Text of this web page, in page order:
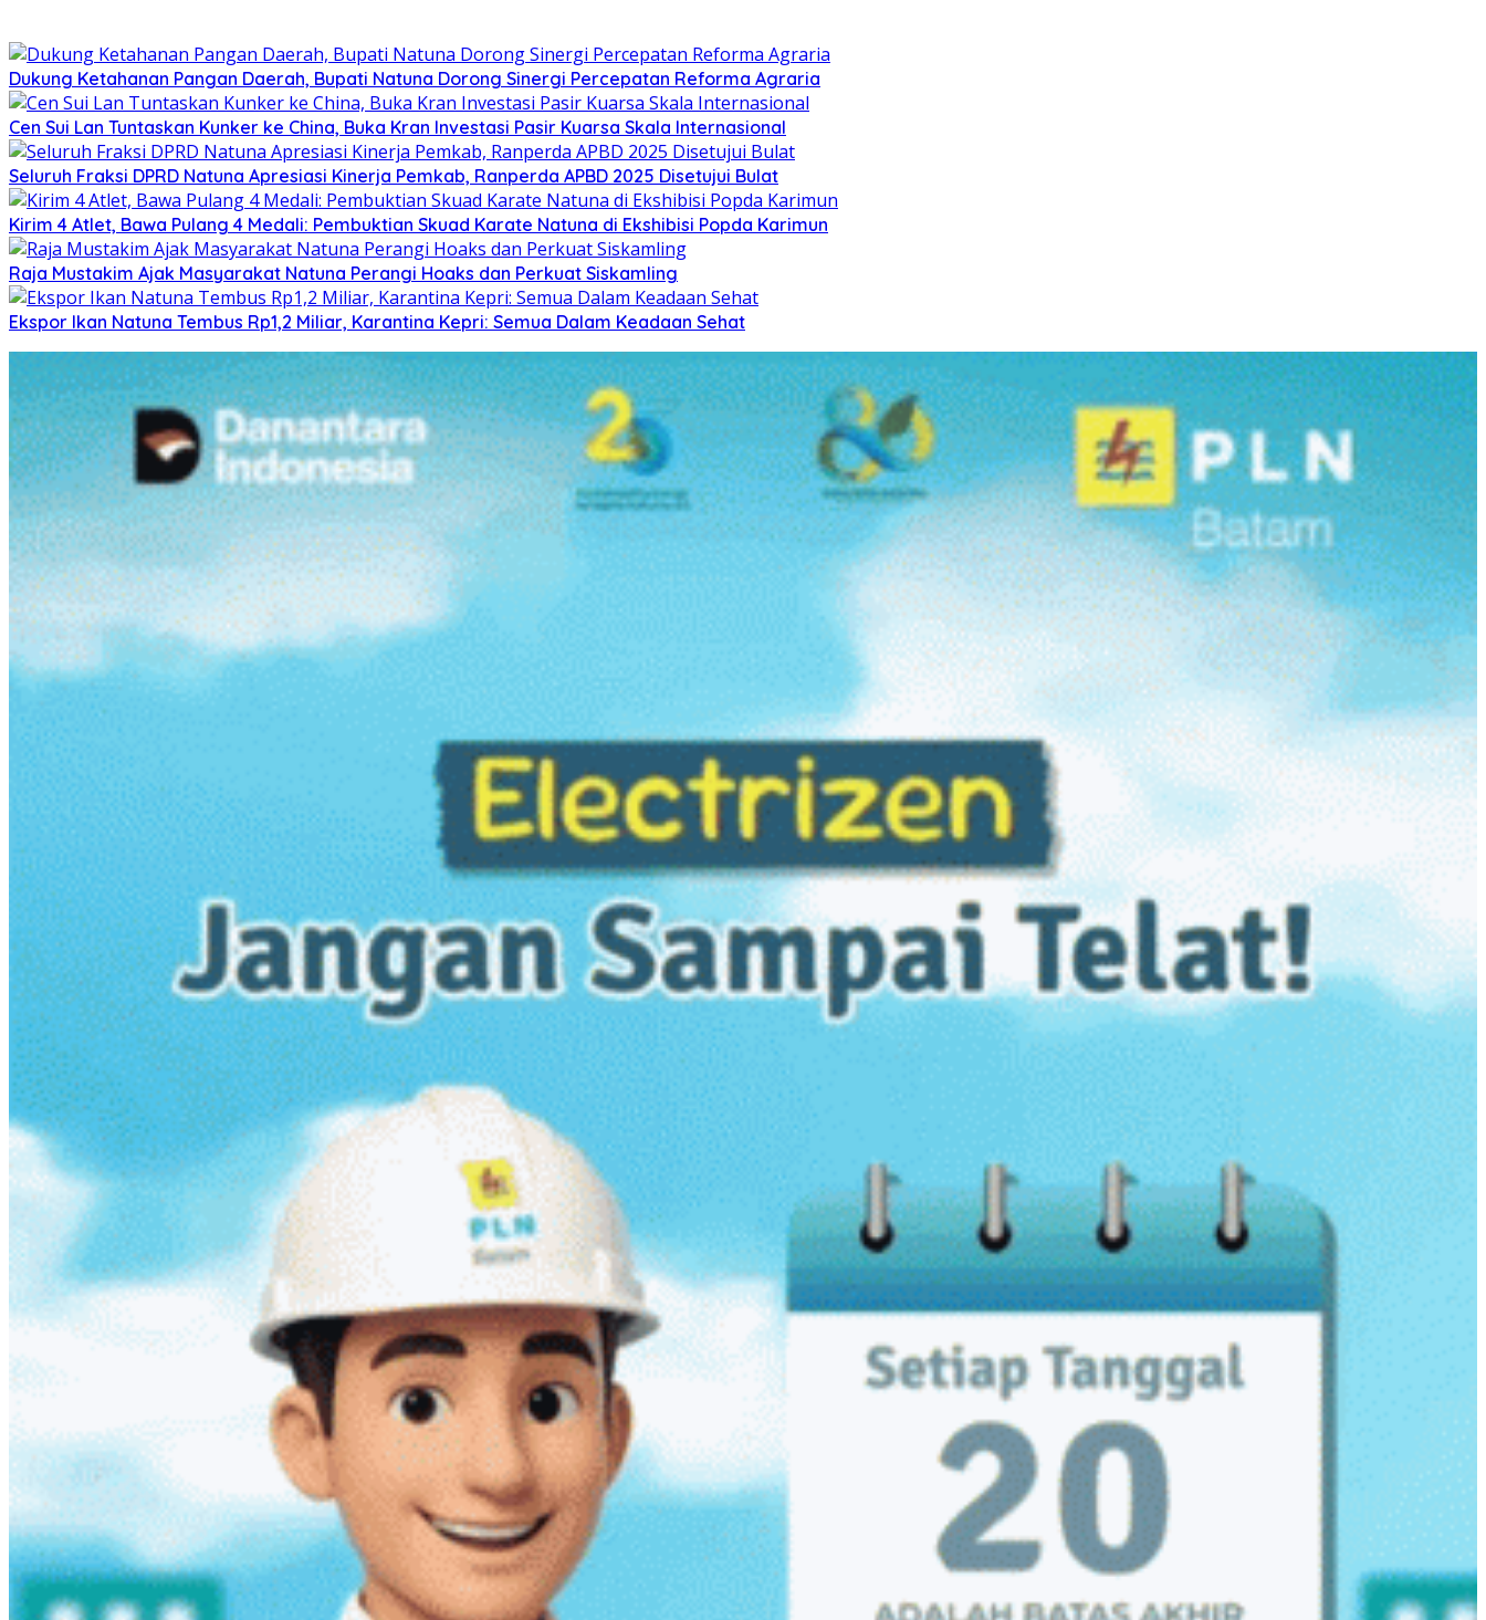
Dukung Ketahanan Pangan Daerah, Bupati Natuna Dorong Sinergi Percepatan Reforma Agraria
Cen Sui Lan Tuntaskan Kunker ke China, Buka Kran Investasi Pasir Kuarsa Skala Internasional
Seluruh Fraksi DPRD Natuna Apresiasi Kinerja Pemkab, Ranperda APBD 2025 Disetujui Bulat
Kirim 4 Atlet, Bawa Pulang 4 Medali: Pembuktian Skuad Karate Natuna di Ekshibisi Popda Karimun
Raja Mustakim Ajak Masyarakat Natuna Perangi Hoaks dan Perkuat Siskamling
Ekspor Ikan Natuna Tembus Rp1,2 Miliar, Karantina Kepri: Semua Dalam Keadaan Sehat